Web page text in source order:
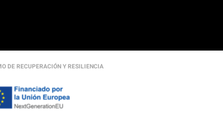
DE RECUPERACIÓN Y RESILIENCIA